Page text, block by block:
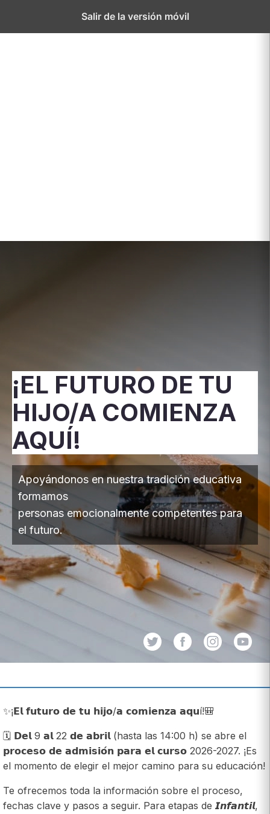
El
¡EL FUTURO DE TU
HIJO/A COMIENZA
AQUÍ!
Apoyándonos en nuestra tradición educativa
formamos
personas emocionalmente competentes para
el futuro.
✨¡𝗘𝗹 𝗳𝘂𝘁𝘂𝗿𝗼 𝗱𝗲 𝘁𝘂 𝗵𝗶𝗷𝗼/𝗮 𝗰𝗼𝗺𝗶𝗲𝗻𝘇𝗮 𝗮𝗾𝘂í!🎒
🗓 𝗗𝗲𝗹 9 𝗮𝗹 22 𝗱𝗲 𝗮𝗯𝗿𝗶𝗹 (hasta las 14:00 h) se abre el
𝗽𝗿𝗼𝗰𝗲𝘀𝗼 𝗱𝗲 𝗮𝗱𝗺𝗶𝘀𝗶𝗼́𝗻 𝗽𝗮𝗿𝗮 𝗲𝗹 𝗰𝘂𝗿𝘀𝗼 2026-2027. ¡Es
el momento de elegir el mejor camino para su educación!
Te ofrecemos toda la información sobre el proceso,
fechas clave y pasos a seguir. Para etapas de 𝙄𝙣𝙛𝙖𝙣𝙩𝙞𝙡,
Salir de la versión móvil